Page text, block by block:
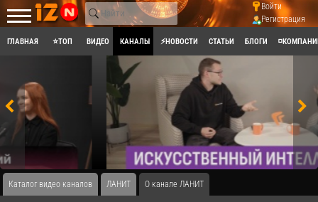
Войти
Регистрация
ГЛАВНАЯ ⭐ТОП ВИДЕО КАНАЛЫ ⚡НОВОСТИ СТАТЬИ БЛОГИ
Каталог видео каналов ЛАНИТ О канале ЛАНИТ